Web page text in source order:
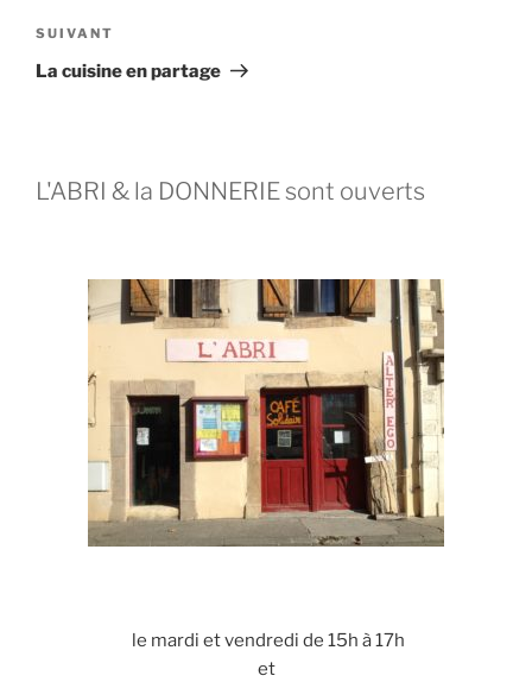
SUIVANT
La cuisine en partage
L'ABRI & la DONNERIE sont ouverts
le mardi et vendredi de 15h à 17h
et